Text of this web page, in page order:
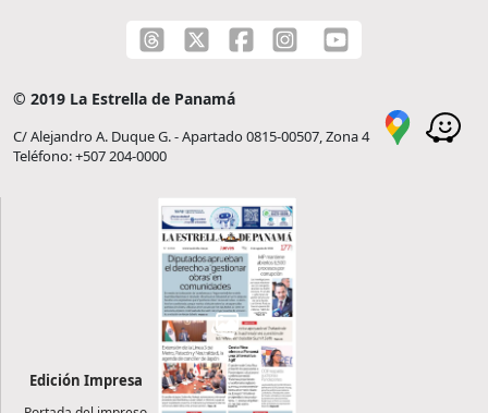
© 2019 La Estrella de Panamá
C/ Alejandro A. Duque G. - Apartado 0815-00507, Zona 4
Teléfono: +507 204-0000
Edición Impresa